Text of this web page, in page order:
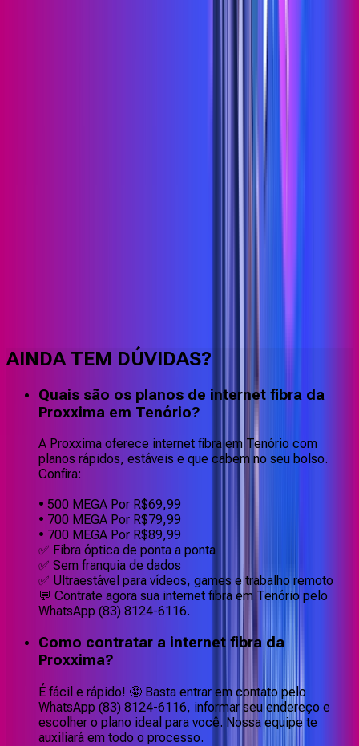
AINDA TEM DÚVIDAS?
Quais são os planos de internet fibra da
Proxxima em Tenório?
A Proxxima oferece internet fibra em Tenório com
planos rápidos, estáveis e que cabem no seu bolso.
Confira:
• 500 MEGA Por R$69,99
• 700 MEGA Por R$79,99
• 700 MEGA Por R$89,99
✅ Fibra óptica de ponta a ponta
✅ Sem franquia de dados
✅ Ultraestável para vídeos, games e trabalho remoto
💬 Contrate agora sua internet fibra em Tenório pelo
WhatsApp (83) 8124-6116.
Como contratar a internet fibra da
Proxxima?
É fácil e rápido! 🤩 Basta entrar em contato pelo
WhatsApp (83) 8124-6116, informar seu endereço e
escolher o plano ideal para você. Nossa equipe te
auxiliará em todo o processo.